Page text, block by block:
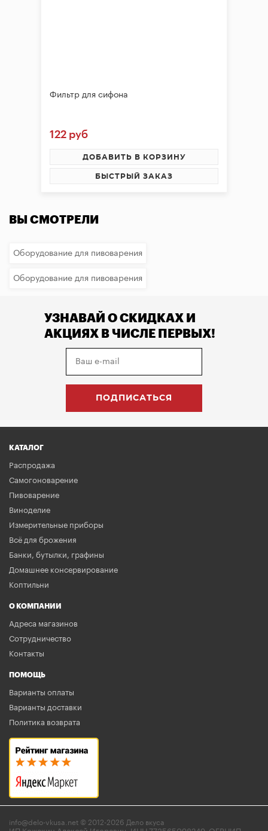
Фильтр для сифона
122 руб
ДОБАВИТЬ В КОРЗИНУ
БЫСТРЫЙ ЗАКАЗ
ВЫ СМОТРЕЛИ
Оборудование для пивоварения
Оборудование для пивоварения
УЗНАВАЙ О СКИДКАХ И
АКЦИЯХ В ЧИСЛЕ ПЕРВЫХ!
КАТАЛОГ
Распродажа
Самогоноварение
Пивоварение
Виноделие
Измерительные приборы
Всё для брожения
Банки, бутылки, графины
Домашнее консервирование
Коптильни
О КОМПАНИИ
Адреса магазинов
Сотрудничество
Контакты
ПОМОЩЬ
Варианты оплаты
Варианты доставки
Политика возврата
info@delo-vkusa.net © 2012-2026 Дело вкуса